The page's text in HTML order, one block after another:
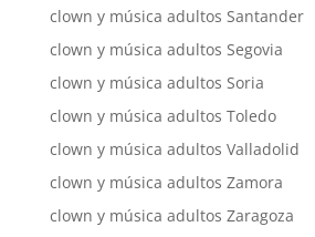
clown y música adultos Santander
clown y música adultos Segovia
clown y música adultos Soria
clown y música adultos Toledo
clown y música adultos Valladolid
clown y música adultos Zamora
clown y música adultos Zaragoza